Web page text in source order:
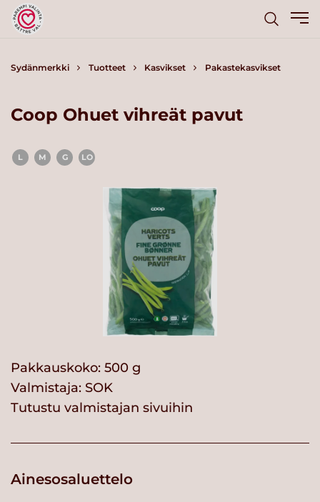
Sydänmerkki Tuotteet Kasvikset Pakastekasvikset
Coop Ohuet vihreät pavut
L M G LO
Pakkauskoko: 500 g
Valmistaja: SOK
Tutustu valmistajan sivuihin
Ainesosaluettelo